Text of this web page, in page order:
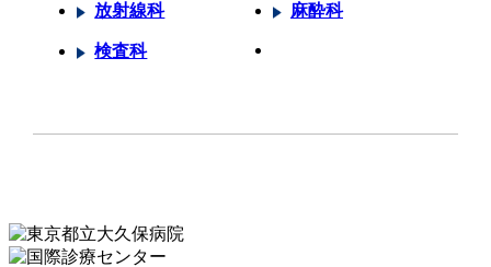
放射線科 麻酔科
検査科